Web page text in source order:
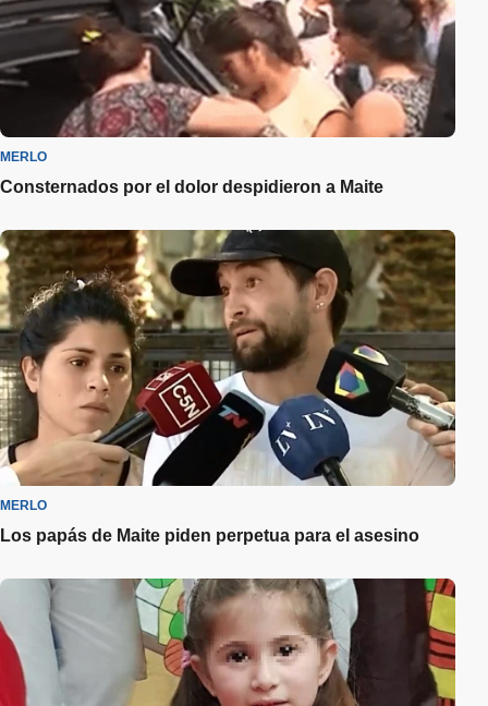
MERLO
Consternados por el dolor despidieron a Maite
MERLO
Los papás de Maite piden perpetua para el asesino